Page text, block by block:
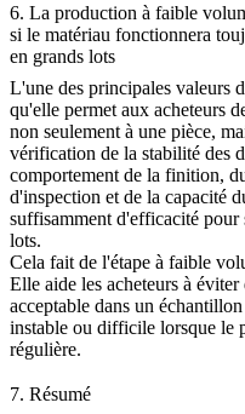
6. La production à faible
si le matériau fonctionnera
en grands lots
L'une des principales valeurs
qu'elle permet aux acheteurs
non seulement à une pièce,
vérification de la stabilité des
comportement de la finition,
d'inspection et de la capacité
suffisamment d'efficacité pour
lots.
Cela fait de l'étape à faible
Elle aide les acheteurs à
acceptable dans un
instable ou difficile lorsque le
régulière.
7. Résumé